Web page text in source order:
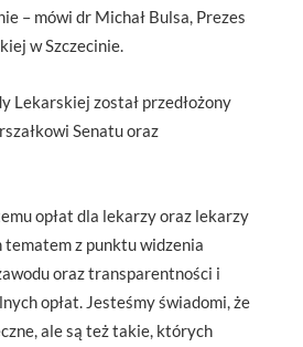
– mówi dr Michał Bulsa, Prezes
w Szczecinie.
Lekarskiej został przedłożony
Senatu oraz
opłat dla lekarzy oraz lekarzy
z punktu widzenia
oraz transparentności i
opłat. Jesteśmy świadomi, że
ale są też takie, których